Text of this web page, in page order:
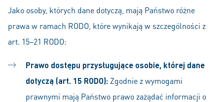
Jako osoby, których dane dotyczą, mają Państwo różne
prawa w ramach RODO, które wynikają w szczególności z
art. 15–21 RODO:
Prawo dostępu przysługujące osobie, której dane
dotyczą (art. 15 RODO): Zgodnie z wymogami
prawnymi mają Państwo prawo zażądać informacji o